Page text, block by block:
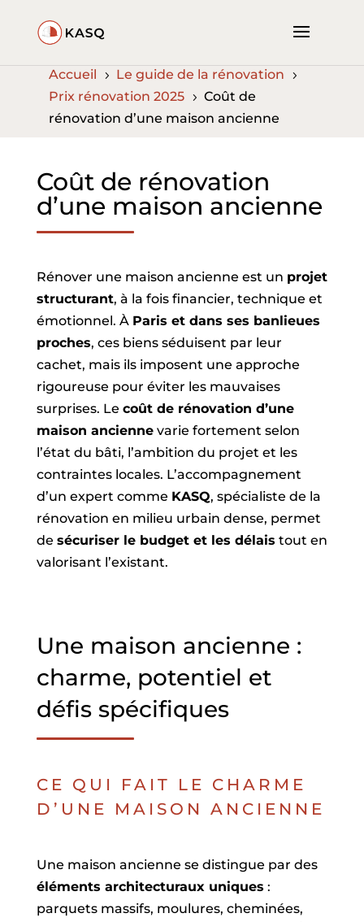
Accueil 5 Le guide de la rénovation 5
Prix rénovation 2025 5 Coût de
rénovation d’une maison ancienne
Coût de rénovation
d’une maison ancienne
Rénover une maison ancienne est un projet
structurant, à la fois financier, technique et
émotionnel. À Paris et dans ses banlieues
proches, ces biens séduisent par leur
cachet, mais ils imposent une approche
rigoureuse pour éviter les mauvaises
surprises. Le coût de rénovation d’une
maison anciennevarie fortement selon
l’état du bâti, l’ambition du projet et les
contraintes locales. L’accompagnement
d’un expert comme KASQ, spécialiste de la
rénovation en milieu urbain dense, permet
de sécuriser le budget et les délais tout en
valorisant l’existant.
Une maison ancienne :
charme, potentiel et
défis spécifiques
CE QUI FAIT LE CHARME
D’UNE MAISON ANCIENNE
Une maison ancienne se distingue par des
éléments architecturaux uniques :
parquets massifs, moulures, cheminées,